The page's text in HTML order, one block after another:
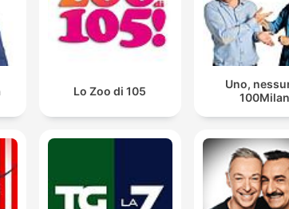
Lo Zoo di 105
Uno,
100Milan